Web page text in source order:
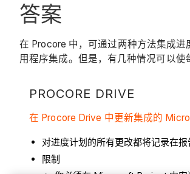
答案
在 Procore 中，可通过两种方法集成
用程序集成。但是，有几种情况可以使
PROCORE DRIVE
在 Procore Drive 中更新集成的
对进度计划的所有更改都将记录在报
限制